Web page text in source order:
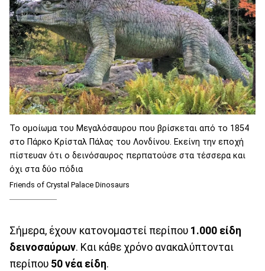
Το ομοίωμα του Μεγαλόσαυρου που βρίσκεται από το 1854
στο Πάρκο Κρίσταλ Πάλας του Λονδίνου. Εκείνη την εποχή
πίστευαν ότι ο δεινόσαυρος περπατούσε στα τέσσερα και
όχι στα δύο πόδια
Friends of Crystal Palace Dinosaurs
Σήμερα, έχουν κατονομαστεί περίπου 1.000 είδη
δεινοσαύρων. Και κάθε χρόνο ανακαλύπτονται
περίπου 50 νέα είδη.